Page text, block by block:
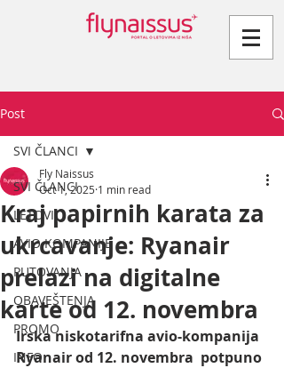
Post
SVI ČLANCI
LETOVI
AVIO KOMPANIJE
PUTOVANJA
OBAVEŠTENJA
PROMO
INFO
SVI ČLANCI
Kraj papirnih karata za
ukrcavanje: Ryanair
prelazi na digitalne
karte od 12. novembra
Fly Naissus
Oct 1, 2025 1 min read
Irska niskotarifna avio-kompanija
Ryanair od 12. novembra  potpuno